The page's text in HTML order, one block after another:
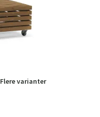
Flere varianter